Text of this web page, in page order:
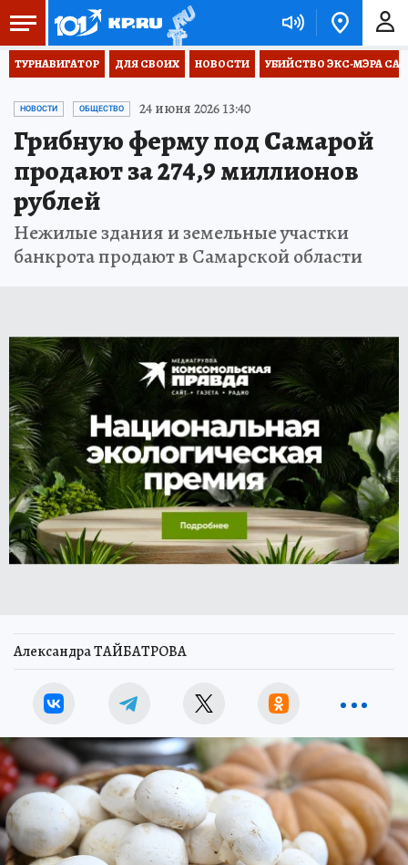
ТУРНАВИГАТОР ДЛЯ СВОИХ НОВОСТИ УБИЙСТВО ЭКС-МЭРА
НОВОСТИ ОБЩЕСТВО 24 июня 2026 13:40
Грибную ферму под Самарой
продают за 274,9 миллионов
рублей
Нежилые здания и земельные участки
банкрота продают в Самарской области
Александра ТАЙБАТРОВА